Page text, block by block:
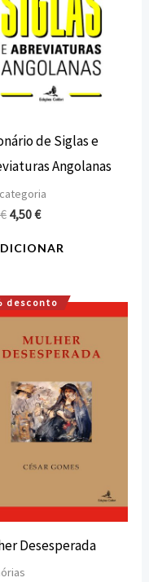
de Siglas e
Angolanas
€ 4,50€
desconto
Desesperada
O
original
era:
O
atual
é: